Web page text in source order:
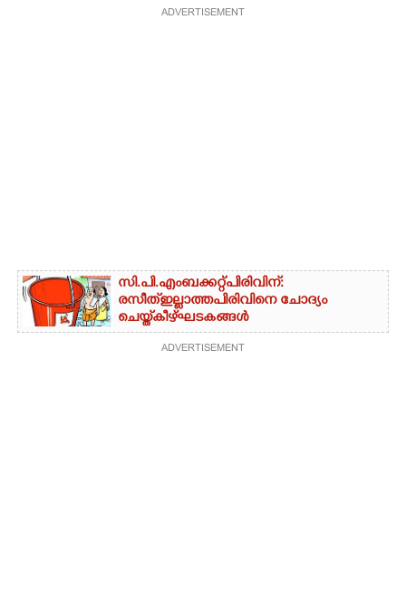
ADVERTISEMENT
സി.പി.എം ബക്കറ്റ് പിരിവിന്:
രസീത് ഇല്ലാത്ത പിരിവിനെ ചോദ്യം
ചെയ്ത് കീഴ്ഘടകങ്ങൾ
ADVERTISEMENT